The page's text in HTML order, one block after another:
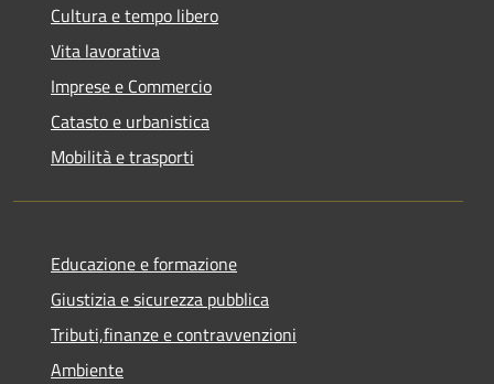
Cultura e tempo libero
Vita lavorativa
Imprese e Commercio
Catasto e urbanistica
Mobilità e trasporti
Educazione e formazione
Giustizia e sicurezza pubblica
Tributi,finanze e contravvenzioni
Ambiente